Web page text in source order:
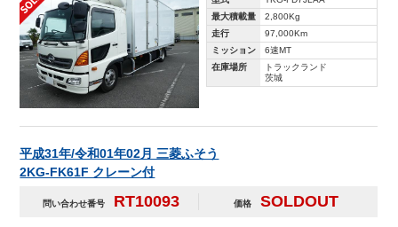
最大積載量
2,800Kg
走行
97,000Km
ミッション
6速MT
在庫場所
トラックランド
茨城
平成31年/令和01年02月 三菱ふそう
2KG-FK61F クレーン付
問い合わせ番号 RT10093 価格 SOLDOUT